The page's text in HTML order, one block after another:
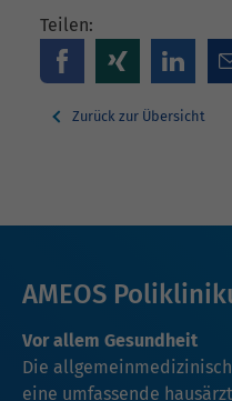
Teilen:
Zurück zur Übersicht
AMEOS
Vor allem Gesundheit
Die
eine umfassende